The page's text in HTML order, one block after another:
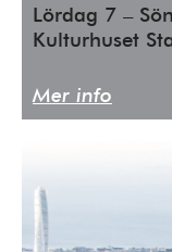
Lördag 7 –
Kulturhuset
Mer info